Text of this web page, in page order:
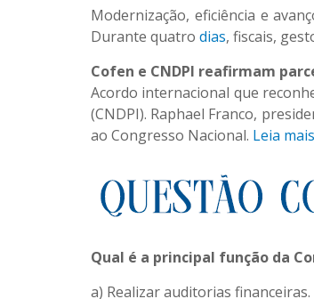
Modernização, eficiência e
Durante quatro dias, fiscais,
Cofen e CNDPI reafirmam
Acordo internacional que
(CNDPI). Raphael Franco,
ao Congresso Nacional. Leia mais
Qual é a principal função da
a) Realizar auditorias financeiras.